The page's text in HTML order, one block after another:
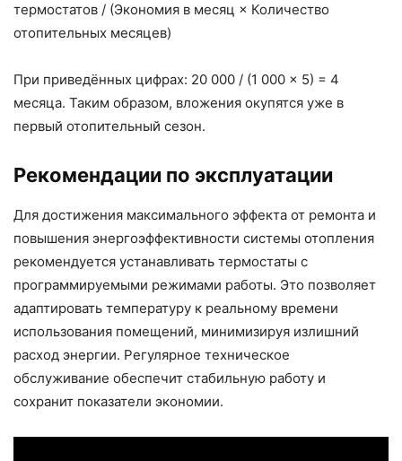
термостатов / (Экономия в месяц × Количество
отопительных месяцев)
При приведённых цифрах: 20 000 / (1 000 × 5) = 4
месяца. Таким образом, вложения окупятся уже в
первый отопительный сезон.
Рекомендации по эксплуатации
Для достижения максимального эффекта от ремонта и
повышения энергоэффективности системы отопления
рекомендуется устанавливать термостаты с
программируемыми режимами работы. Это позволяет
адаптировать температуру к реальному времени
использования помещений, минимизируя излишний
расход энергии. Регулярное техническое
обслуживание обеспечит стабильную работу и
сохранит показатели экономии.